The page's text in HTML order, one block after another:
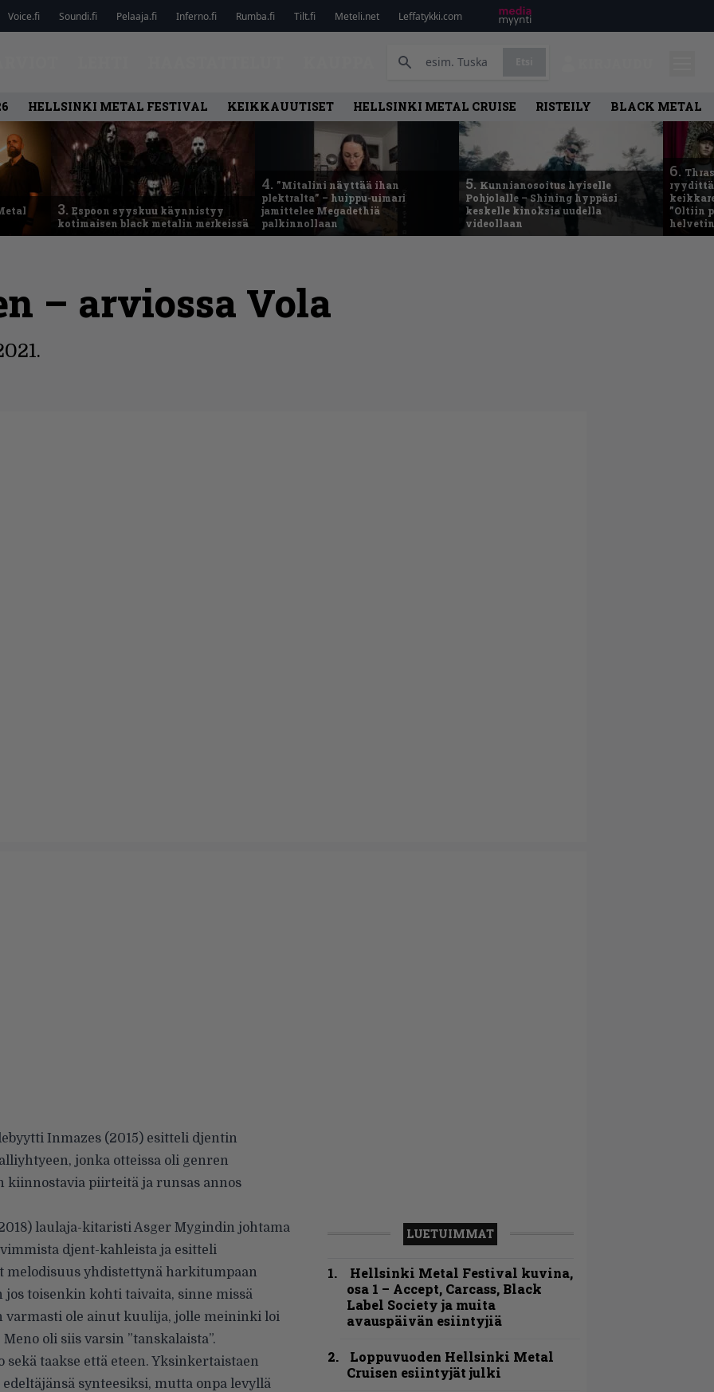
Voice.fi Soundi.fi Pelaaja.fi Inferno.fi Rumba.fi Tilt.fi Meteli.net Leffatykki.com
HELLSINKI METAL FESTIVAL KEIKKAUUTISET HELLSINKI METAL CRUISE RISTEILY BLACK METAL
3. Espoon syyskuu käynnistyy
kotimaisen black metalin merkeissä
4. ”Mitalini näyttää ihan
plektralta” – huippu-uimari
jamittelee Megadethiä
palkinnollaan
5. Kunnianosoitus hyiselle
Pohjolalle – Shining hyppäsi
keskelle kinoksia uudella
videollaan
6.
”Oltiin
– arviossa Vola
Inmazes (2015) esitteli djentin
jonka otteissa oli genren
piirteitä ja runsas annos
laulaja-kitaristi Asger Mygindin johtama
djent-kahleista ja esitteli
melodisuus yhdistettynä harkitumpaan
toisenkin kohti taivaita, sinne missä
ole ainut kuulija, jolle meininki loi
oli siis varsin ”tanskalaista”.
sekä taakse että eteen. Yksinkertaistaen
synteesiksi, mutta onpa levyllä
LUETUIMMAT
Hellsinki Metal Festival kuvina,
osa 1 – Accept, Carcass, Black
Label Society ja muita
avauspäivän esiintyjiä
Loppuvuoden Hellsinki Metal
Cruisen esiintyjät julki